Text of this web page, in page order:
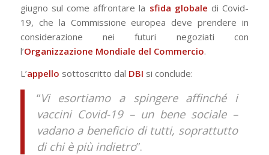
giugno sul come affrontare la sfida globale di Covid-
19, che la Commissione europea deve prendere in
considerazione nei futuri negoziati con
l’Organizzazione Mondiale del Commercio.
L’appello sottoscritto dal DBI si conclude:
“Vi esortiamo a spingere affinché i
vaccini Covid-19 – un bene sociale –
vadano a beneficio di tutti, soprattutto
di chi è più indietro”.